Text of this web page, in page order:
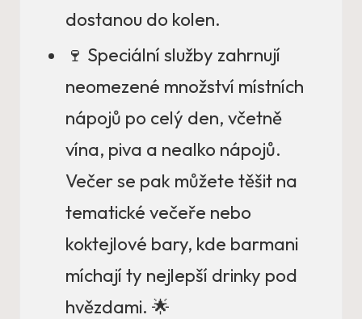
dostanou do kolen.
🍷 Speciální služby zahrnují
neomezené množství místních
nápojů po celý den, včetně
vína, piva a nealko nápojů.
Večer se pak můžete těšit na
tematické večeře nebo
koktejlové bary, kde barmani
míchají ty nejlepší drinky pod
hvězdami. 🌟